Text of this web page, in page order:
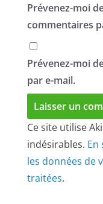
Prévenez-moi
commentaires
Prévenez-moi
par e-mail.
Ce site utilise
indésirables. En
les données de
traitées.